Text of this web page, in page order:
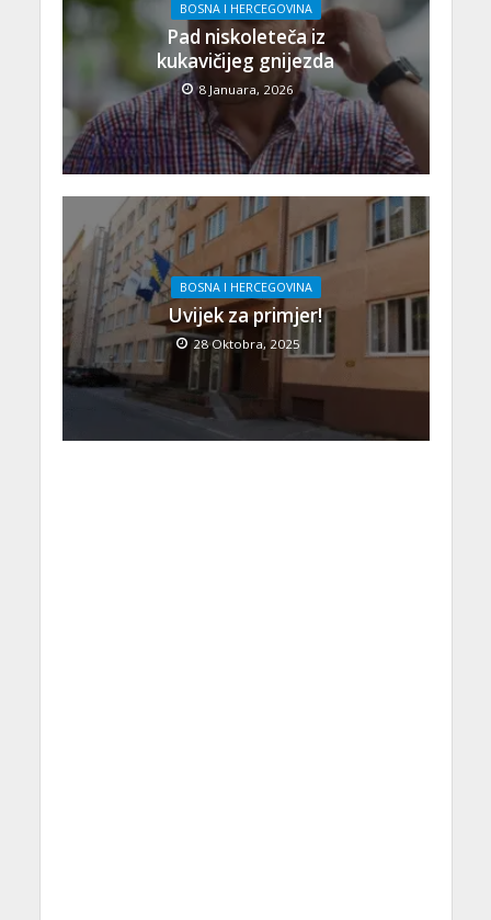
BOSNA I HERCEGOVINA
Pad niskoleteča iz
kukavičijeg gnijezda
8 Januara, 2026
BOSNA I HERCEGOVINA
Uvijek za primjer!
28 Oktobra, 2025